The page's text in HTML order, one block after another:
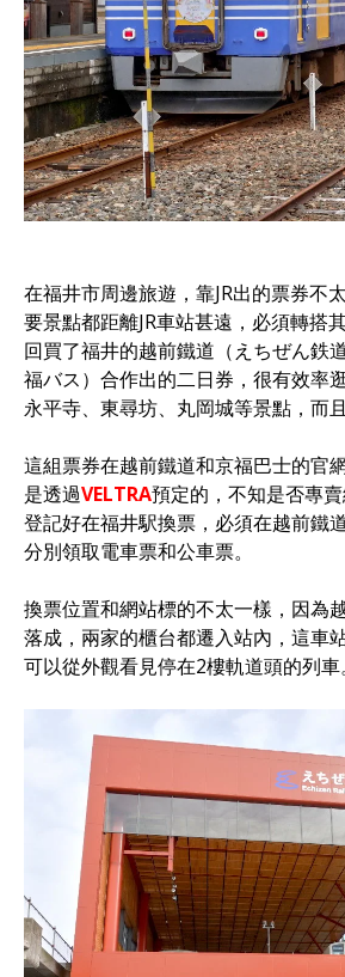
在福井市周邊旅遊，靠JR出的票券不
要景點都距離JR車站甚遠，必須轉搭
回買了福井的越前鐵道（えちぜん鉄
福バス）合作出的二日券，很有效率
永平寺、東尋坊、丸岡城等景點，而
這組票券在越前鐵道和京福巴士的官
是透過VELTRA預定的，不知是否專
登記好在福井駅換票，必須在越前鐵
分別領取電車票和公車票。
換票位置和網站標的不太一樣，因為
落成，兩家的櫃台都遷入站內，這車
可以從外觀看見停在2樓軌道頭的列車。